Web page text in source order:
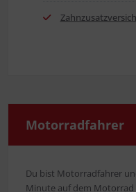
Motor­rad­fah­rer
Du bist Motor­rad­fah­rer
Minu­te auf dem Motor­rad